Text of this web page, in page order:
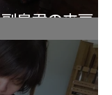
島君の来房